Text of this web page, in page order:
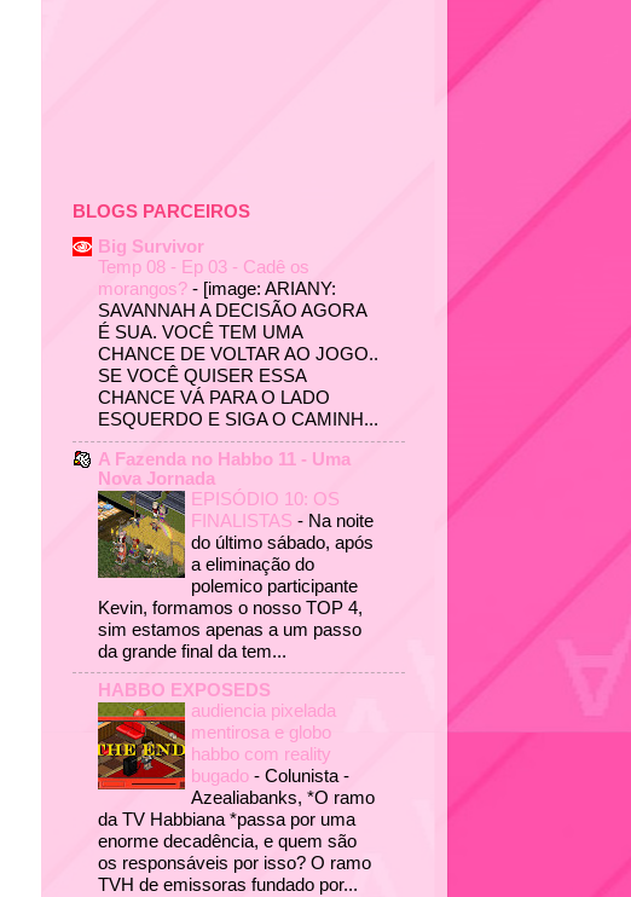
BLOGS PARCEIROS
Big Survivor
Temp 08 - Ep 03 - Cadê os
morangos? - [image: ARIANY:
SAVANNAH A DECISÃO AGORA
É SUA. VOCÊ TEM UMA
CHANCE DE VOLTAR AO JOGO..
SE VOCÊ QUISER ESSA
CHANCE VÁ PARA O LADO
ESQUERDO E SIGA O CAMINH...
A Fazenda no Habbo 11 - Uma
Nova Jornada
EPISÓDIO 10: OS
FINALISTAS - Na noite
do último sábado, após
a eliminação do
polemico participante
Kevin, formamos o nosso TOP 4,
sim estamos apenas a um passo
da grande final da tem...
HABBO EXPOSEDS
audiencia pixelada
mentirosa e globo
habbo com reality
bugado - Colunista -
Azealiabanks, *O ramo
da TV Habbiana *passa por uma
enorme decadência, e quem são
os responsáveis por isso? O ramo
TVH de emissoras fundado por...